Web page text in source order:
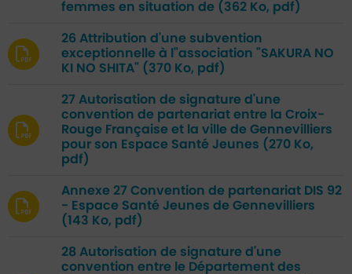
femmes en situation de (362 Ko, pdf)
26 Attribution d'une subvention
exceptionnelle à l"association "SAKURA NO
KI NO SHITA" (370 Ko, pdf)
27 Autorisation de signature d'une
convention de partenariat entre la Croix-
Rouge Française et la ville de Gennevilliers
pour son Espace Santé Jeunes (270 Ko,
pdf)
Annexe 27 Convention de partenariat DIS 92
- Espace Santé Jeunes de Gennevilliers
(143 Ko, pdf)
28 Autorisation de signature d'une
convention entre le Département des